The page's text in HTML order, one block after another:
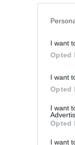
I want
Opted
I want
Opted
I want
Opted
I want